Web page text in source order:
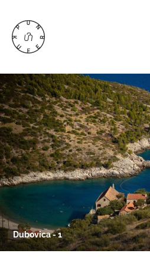
Dubovica - 1